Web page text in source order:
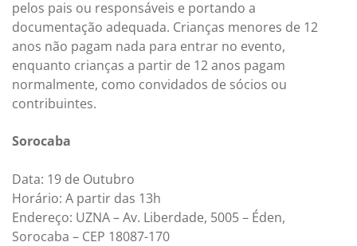
pelos pais ou responsáveis e portando a
documentação adequada. Crianças menores de 12
anos não pagam nada para entrar no evento,
enquanto crianças a partir de 12 anos pagam
normalmente, como convidados de sócios ou
contribuintes.
Sorocaba
Data: 19 de Outubro
Horário: A partir das 13h
Endereço: UZNA – Av. Liberdade, 5005 – Éden,
Sorocaba – CEP 18087-170